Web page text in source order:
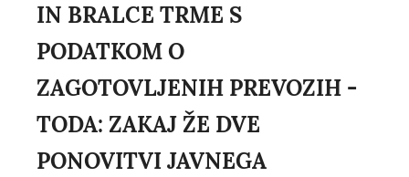
IN BRALCE TRME S
PODATKOM O
ZAGOTOVLJENIH PREVOZIH -
TODA: ZAKAJ ŽE DVE
PONOVITVI JAVNEGA